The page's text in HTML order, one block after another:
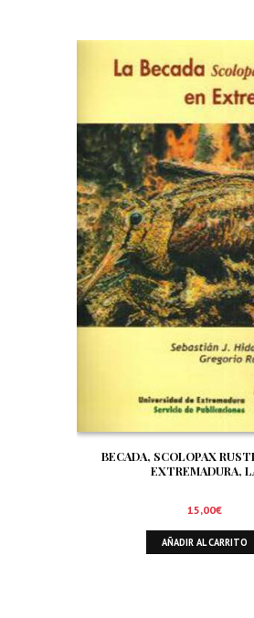
BECADA, SCOLOPAX
EXTREMADURA,
15,00€
AÑADIR AL CARRITO